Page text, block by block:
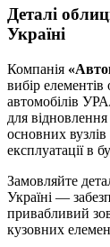
Деталі
Україні
Компанія
вибір
автомобілів
для
основних
експлуатації в
Замовляйте
Україні —
привабливий
кузовних